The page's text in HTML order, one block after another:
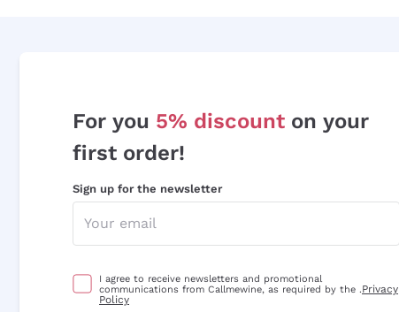
For you 5% discount on your
first order!
Sign up for the newsletter
I agree to receive newsletters and promotional
communications from Callmewine, as required by the .Privacy
Policy